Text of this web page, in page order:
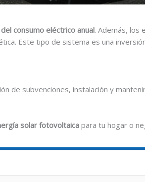
consumo eléctrico anual. Además, los
Este tipo de sistema es una
de subvenciones, instalación y
solar fotovoltaica para tu hogar o